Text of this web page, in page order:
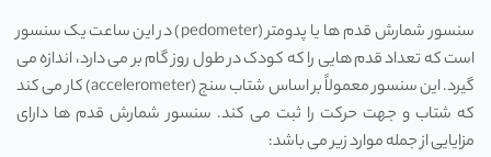
سنسور شمارش قدم ها یا پدومتر (pedometer) در این ساعت یک سنسور
است که تعداد قدم هایی را که کودک در طول روز گام بر می دارد، اندازه می
گیرد. این سنسور معمولاً بر اساس شتاب سنج (accelerometer) کار می کند
که شتاب و جهت حرکت را ثبت می کند. سنسور شمارش قدم ها دارای
مزایایی از جمله موارد زیر می باشد: